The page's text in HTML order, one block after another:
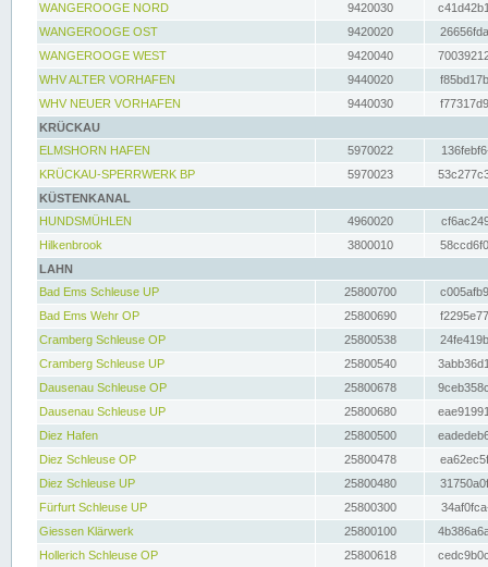
WANGEROOGE NORD
9420030
WANGEROOGE OST
9420020
WANGEROOGE WEST
9420040
WHV ALTER VORHAFEN
9440020
WHV NEUER VORHAFEN
9440030
KRÜCKAU
ELMSHORN HAFEN
5970022
KRÜCKAU-SPERRWERK BP
5970023
KÜSTENKANAL
HUNDSMÜHLEN
4960020
Hilkenbrook
3800010
LAHN
Bad Ems Schleuse UP
25800700
Bad Ems Wehr OP
25800690
Cramberg Schleuse OP
25800538
Cramberg Schleuse UP
25800540
Dausenau Schleuse OP
25800678
Dausenau Schleuse UP
25800680
Diez Hafen
25800500
Diez Schleuse OP
25800478
Diez Schleuse UP
25800480
Fürfurt Schleuse UP
25800300
Giessen Klärwerk
25800100
Hollerich Schleuse OP
25800618